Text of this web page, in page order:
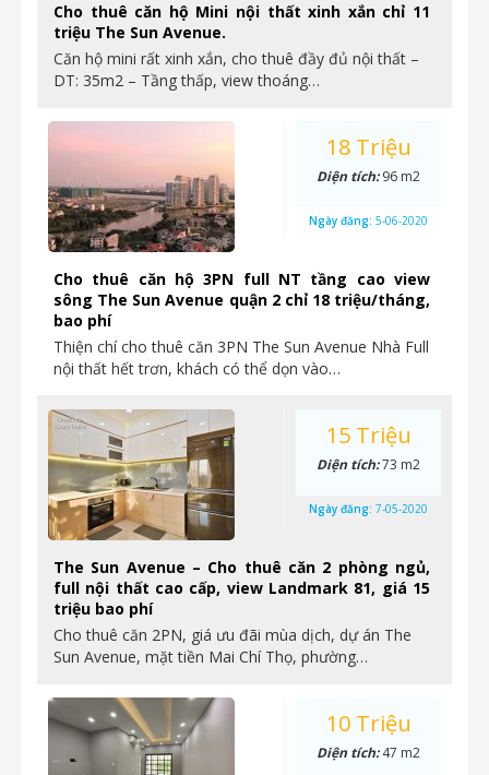
Cho thuê căn hộ Mini nội thất xinh xắn chỉ 11
triệu The Sun Avenue.
Căn hộ mini rất xinh xắn, cho thuê đầy đủ nội thất –
DT: 35m2 – Tầng thấp, view thoáng…
Cho thuê căn hộ 3PN full NT tầng cao view
sông The Sun Avenue quận 2 chỉ 18 triệu/tháng,
bao phí
Thiện chí cho thuê căn 3PN The Sun Avenue Nhà Full
nội thất hết trơn, khách có thể dọn vào…
18 Triệu
Diện tích:96 m2
Ngày đăng: 5-06-2020
The Sun Avenue – Cho thuê căn 2 phòng ngủ,
full nội thất cao cấp, view Landmark 81, giá 15
triệu bao phí
Cho thuê căn 2PN, giá ưu đãi mùa dịch, dự án The
Sun Avenue, mặt tiền Mai Chí Thọ, phường…
15 Triệu
Diện tích:73 m2
Ngày đăng: 7-05-2020
10 Triệu
Diện tích:47 m2